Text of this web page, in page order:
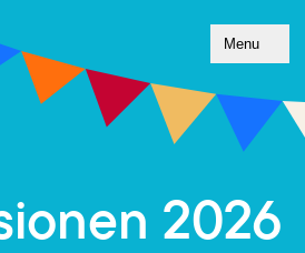
Menu
2026